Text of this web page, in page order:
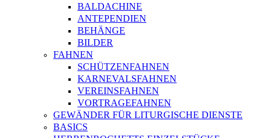
BALDACHINE
ANTEPENDIEN
BEHÄNGE
BILDER
FAHNEN
SCHÜTZENFAHNEN
KARNEVALSFAHNEN
VEREINSFAHNEN
VORTRAGEFAHNEN
GEWÄNDER FÜR LITURGISCHE DIENSTE
BASICS